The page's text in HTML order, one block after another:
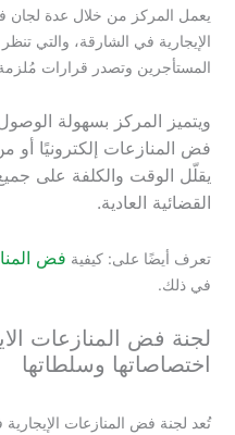
يعمل المركز من خلال عدة لجان
الإيجارية في الشارقة، والتي
المستأجرين وتصدر قرارات مُلزمة
ويتميز المركز بسهولة
فض المنازعات إلكترونيًا
يقلّل الوقت والكلفة على
القضائية العادية.
تعرف أيضًا على: كيفية فض
في ذلك.
لجنة فض المنازعات
اختصاصاتها وسلطاتها
تُعد لجنة فض المنازعات الإيجارية